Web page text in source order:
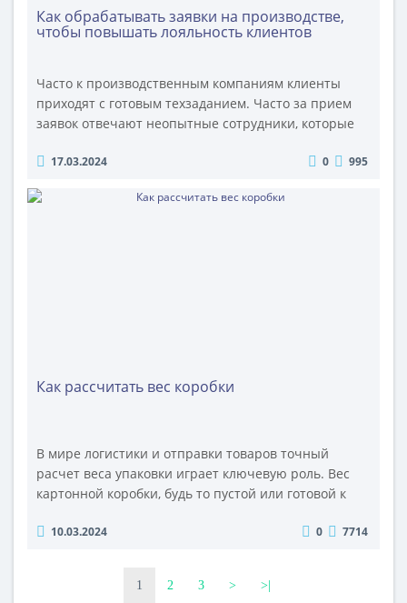
Как обрабатывать заявки на производстве,
чтобы повышать лояльность клиентов
Часто к производственным компаниям клиенты
приходят с готовым техзаданием. Часто за прием
заявок отвечают неопытные сотрудники, которые
техзаданию. А потом у клиентов возникают
среда узнала у генерального директора ООО
17.03.2024 0 995
Как рассчитать вес коробки
В мире логистики и отправки товаров точный
расчет веса упаковки играет ключевую роль. Вес
картонной коробки, будь то пустой или готовой к
планирование загрузки и учет складских запасов. В
весит картонная коробка в зависимости от ее
10.03.2024 0 7714
1 2 3 > >|